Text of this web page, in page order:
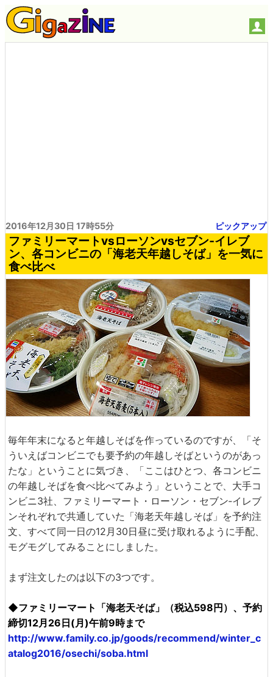
2016年12月30日 17時55分 ピックアップ
ファミリーマートvsローソンvsセブン‐イレブ
ン、各コンビニの「海老天年越しそば」を一気に
食べ比べ
毎年年末になると年越しそばを作っているのですが、「そ
ういえばコンビニでも要予約の年越しそばというのがあっ
たな」ということに気づき、「ここはひとつ、各コンビニ
の年越しそばを食べ比べてみよう」ということで、大手コ
ンビニ3社、ファミリーマート・ローソン・セブン‐イレブ
ンそれぞれで共通していた「海老天年越しそば」を予約注
文、すべて同一日の12月30日昼に受け取れるように手配、
モグモグしてみることにしました。
まず注文したのは以下の3つです。
◆ファミリーマート「海老天そば」（税込598円）、予約
締切12月26日(月)午前9時まで
http://www.family.co.jp/goods/recommend/winter_c
atalog2016/osechi/soba.html